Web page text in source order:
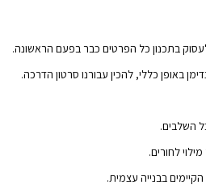
בתכנון כל הפרטים כבר בפעם הראשונה.
באופן כללי, להכין עבורנו סרטון הדרכה.
השלבים.
לחורים.
בבנייה עצמית.